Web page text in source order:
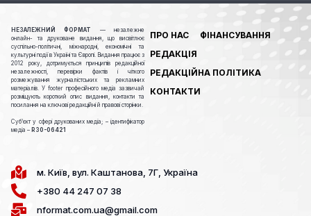
НЕЗАЛЕЖНИЙ ФОРМАТ
— незалежне
онлайн- та друковане видання, що висвітлює
суспільно-політичні, міжнародні, економічні та
культурні події в Україні та Європі. Видання працює з
2012 року, дотримується принципів редакційної
незалежності, перевірки фактів і чіткого
розмежування журналістських та рекламних
матеріалів. У footer професійного медіа зазвичай
розміщують короткий опис видання, контакти та
посилання на ключові редакційні й правові сторінки.
Cуб’єкт у сфері друкованих медіа; – ідентифікатор
медіа – R30-06421
ПРО НАС
ФІНАНСУВАННЯ
РЕДАКЦІЯ
РЕДАКЦІЙНА ПОЛІТИКА
КОНТАКТИ
м. Київ, вул. Каштанова, 7Г, Україна
+380 44 247 07 38
nformat.com.ua@gmail.com